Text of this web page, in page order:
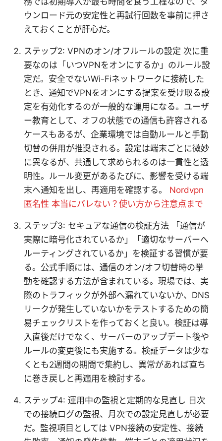
ウンロード元の安定性と再試行回数を事前に押さ
えておくことが肝心だ。
ステップ2: VPNのオン/オフルールの設定 次に重
要なのは「いつVPNをオンにするか」のルール設
定だ。安全でないWi-Fiネットワークに接続した
とき、通知でVPNをオンにする提案を受け取る設
定を有効化するのが一般的な運用になる。ユーザ
ー教育として、オフの状態での通信も許容される
ケースもあるが、企業環境では自動ルールと手動
切替の併用が推奨される。設定は端末ごとに微妙
に異なるが、共通して求められるのは一貫性と透
明性。ルール変更があるたびに、影響を受ける端
末へ通知を出し、再適用を確認する。 Nordvpn
匿名性 本当にバレない？使い方から注意点まで
ステップ3: セキュアな通信の検証方法 「通信が
実際に暗号化されているか」「適切なサーバーへ
ルーティングされているか」を検証する習慣が要
る。公式手順には、通信のオン/オフ切替時の挙
動を確認する方法が含まれている。現場では、実
際のトラフィックが外部へ漏れていないか、DNS
リークが発生していないかをテストするための簡
易チェックリストを作っておくと良い。検証は導
入直後だけでなく、サーバーのアップデート後や
ルールの変更後にも実施する。検証データは少な
くとも2週間の期間で集約し、異常があれば直ち
に巻き戻しと再適用を検討する。
ステップ4: 運用中の監視と定期的な見直し 日次
での接続ログの監視、月次での設定見直しが必要
だ。監視項目としては VPN接続の安定性、接続